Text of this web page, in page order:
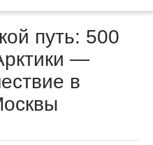
путь: 500
—
в